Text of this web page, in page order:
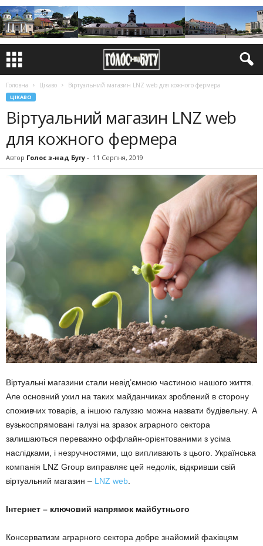
Головна Цікаво Віртуальний магазин LNZ web для кожного фермера
ЦІКАВО
Віртуальний магазин LNZ web
для кожного фермера
Автор Голос з-над Бугу - 11 Серпня, 2019
Віртуальні магазини стали невід’ємною частиною нашого життя.
Але основний ухил на таких майданчиках зроблений в сторону
споживчих товарів, а іншою галуззю можна назвати будівельну. А
вузькоспрямовані галузі на зразок аграрного сектора
залишаються переважно оффлайн-орієнтованими з усіма
наслідками, і незручностями, що випливають з цього. Українська
компанія LNZ Group виправляє цей недолік, відкривши свій
віртуальний магазин – LNZ web
Інтернет – ключовий напрямок майбутнього
Консерватизм аграрного сектора добре знайомий фахівцям